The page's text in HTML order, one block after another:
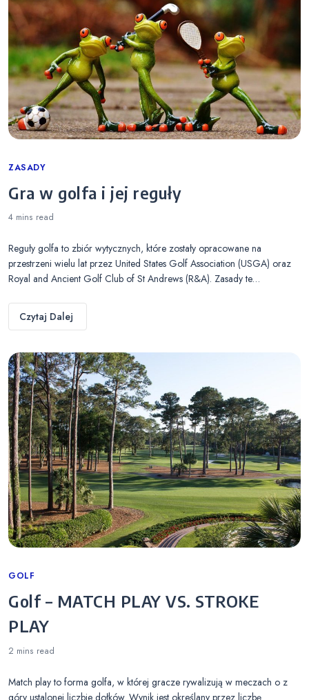
Categories
ZASADY
Gra w golfa i jej reguły
4 mins read
Reguły golfa to zbiór wytycznych, które zostały opracowane na
przestrzeni wielu lat przez United States Golf Association (USGA) oraz
Royal and Ancient Golf Club of St Andrews (R&A). Zasady te…
Czytaj Dalej
Categories
GOLF
Golf – MATCH PLAY VS. STROKE
PLAY
2 mins read
Match play to forma golfa, w której gracze rywalizują w meczach o z
góry ustalonej liczbie dołków. Wynik jest określany przez liczbę